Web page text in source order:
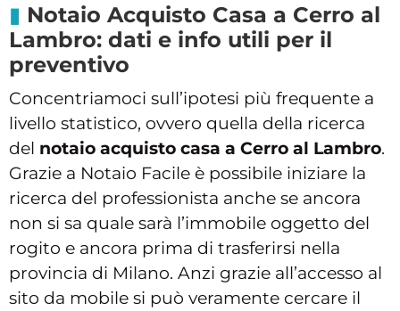
Notaio Acquisto Casa a Cerro al
Lambro: dati e info utili per il
preventivo
Concentriamoci sull’ipotesi più frequente a
livello statistico, ovvero quella della ricerca
del notaio acquisto casa a Cerro al Lambro.
Grazie a Notaio Facile è possibile iniziare la
ricerca del professionista anche se ancora
non si sa quale sarà l’immobile oggetto del
rogito e ancora prima di trasferirsi nella
provincia di Milano. Anzi grazie all’accesso al
sito da mobile si può veramente cercare il